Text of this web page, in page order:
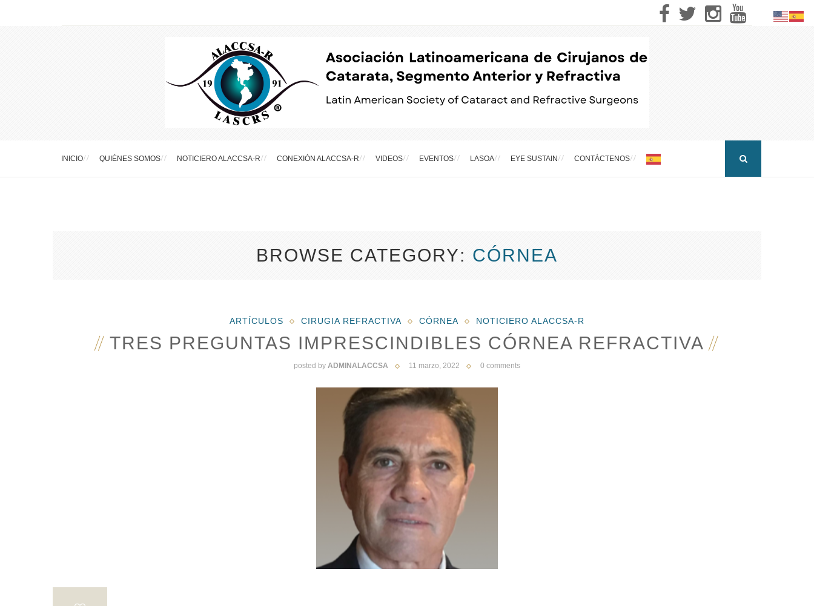
INICIO QUIÉNES SOMOS NOTICIERO ALACCSA-R CONEXIÓN ALACCSA-R VIDEOS EVENTOS LASOA EYE SUSTAIN CONTÁCTENOS
BROWSE CATEGORY CÓRNEA
ARTÍCULOS CIRUGIA REFRACTIVA CÓRNEA NOTICIERO ALACCSA-R
TRES PREGUNTAS IMPRESCINDIBLES CÓRNEA REFRACTIVA
posted by ADMINALACCSA 11 marzo, 2022 0 comments